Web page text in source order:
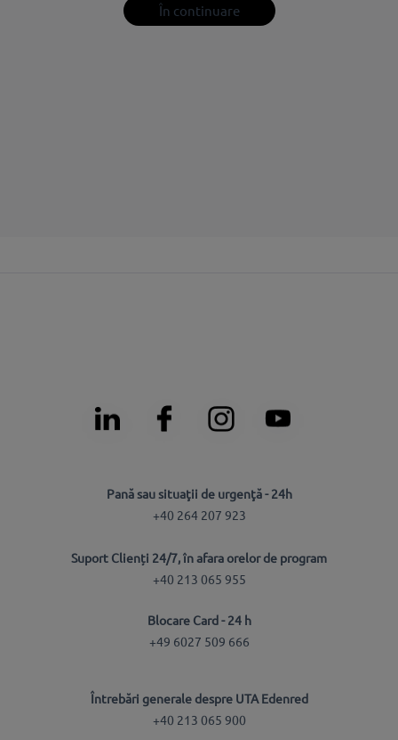
În continuare
Pană sau situaţii de urgenţă - 24h
+40 264 207 923
Suport Clienți 24/7, în afara orelor de program
+40 213 065 955
Blocare Card - 24 h
+49 6027 509 666
Întrebări generale despre UTA Edenred
+40 213 065 900